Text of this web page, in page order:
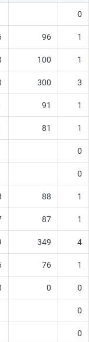
0
96 1
100 1
300 3
91 1
81 1
0
0
88 1
87 1
349 4
76 1
0 0
0
0